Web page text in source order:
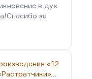
в дух
за
«12